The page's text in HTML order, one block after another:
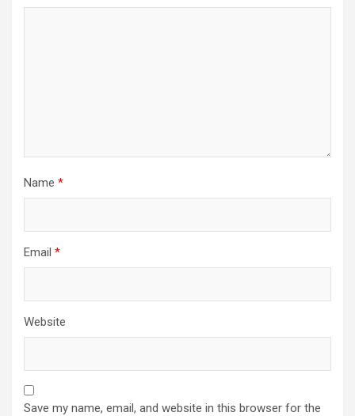
Name *
Email *
Website
Save my name, email, and website in this browser for the